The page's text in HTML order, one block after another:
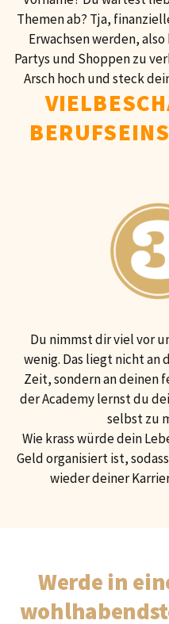
Themen ab? Tja,
Erwachsen werden,
Partys und Shoppen zu
Arsch hoch und steck
Du nimmst dir viel vor
wenig. Das liegt nicht an
Zeit, sondern an deinen
der Academy lernst du
selbst zu
Wie krass würde dein
Geld organisiert ist,
wieder deiner
Werde in